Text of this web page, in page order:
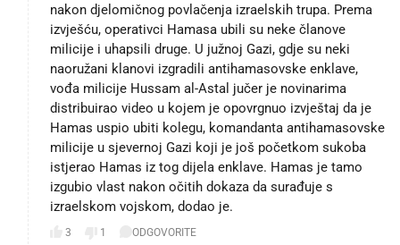
nakon djelomičnog povlačenja izraelskih trupa. Prema
izvješću, operativci Hamasa ubili su neke članove
milicije i uhapsili druge. U južnoj Gazi, gdje su neki
naoružani klanovi izgradili antihamasovske enklave,
vođa milicije Hussam al-Astal jučer je novinarima
distribuirao video u kojem je opovrgnuo izvještaj da je
Hamas uspio ubiti kolegu, komandanta antihamasovske
milicije u sjevernoj Gazi koji je još početkom sukoba
istjerao Hamas iz tog dijela enklave. Hamas je tamo
izgubio vlast nakon očitih dokaza da surađuje s
izraelskom vojskom, dodao je.
3 1 ODGOVORITE